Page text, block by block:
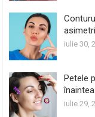
iulie 30,
Petele
iulie 29,